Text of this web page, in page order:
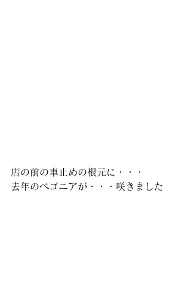
店の前の車止めの根元に・・・
去年のベゴニアが・・・咲きました